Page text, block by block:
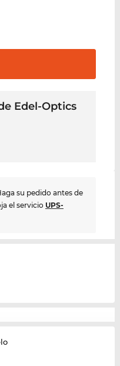
Edel-Optics
su pedido antes de
el servicio UPS-